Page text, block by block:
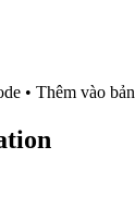
• Thêm vào